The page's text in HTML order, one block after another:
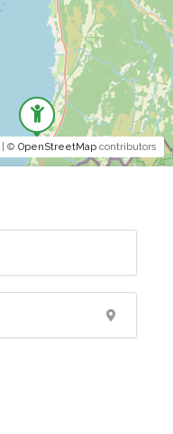
| © OpenStreetMap contributors